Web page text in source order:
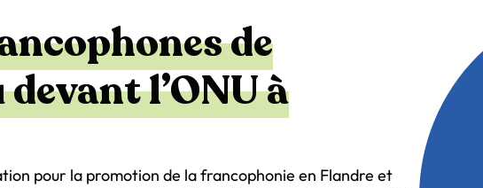
de
l’ONU à
pour la promotion de la francophonie en Flandre et